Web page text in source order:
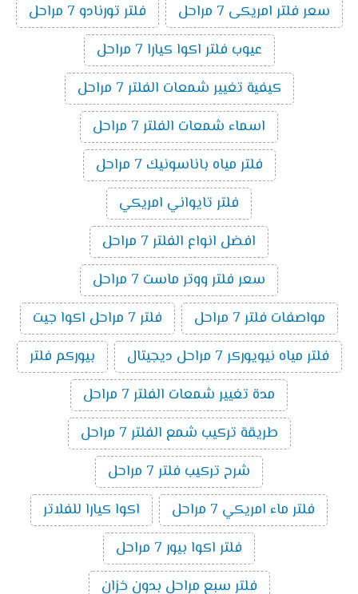
سعر فلتر امريكى 7 مراحل
فلتر تورنادو 7 مراحل
عيوب فلتر اكوا كيارا 7 مراحل
كيفية تغيير شمعات الفلتر 7 مراحل
اسماء شمعات الفلتر 7 مراحل
فلتر مياه باناسونيك 7 مراحل
فلتر تايواني امريكي
افضل انواع الفلتر 7 مراحل
سعر فلتر ووتر ماست 7 مراحل
مواصفات فلتر 7 مراحل
فلتر 7 مراحل اكوا جيت
فلتر مياه نيويوركر 7 مراحل ديجيتال
بيوركم فلتر
مدة تغيير شمعات الفلتر 7 مراحل
طريقة تركيب شمع الفلتر 7 مراحل
شرح تركيب فلتر 7 مراحل
فلتر ماء امريكي 7 مراحل
اكوا كيارا للفلاتر
فلتر اكوا بيور 7 مراحل
فلتر سبع مراحل بدون خزان